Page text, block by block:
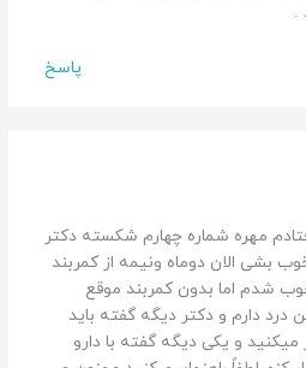
.
پاسخ
افتادم مهره شماره چهارم شکسته دکتر
بشی الان دوماه ونیمه از کمربند
شدم اما بدون کمربند موقع
درد دارم و دکتر دیگه گفته باید
و یکی دیگه گفته با دارو